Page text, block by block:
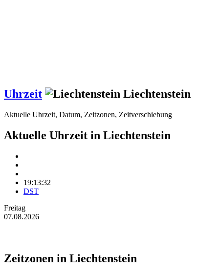
Uhrzeit Liechtenstein
Aktuelle Uhrzeit, Datum, Zeitzonen, Zeitverschiebung
Aktuelle Uhrzeit in Liechtenstein
19:13:32
DST
Freitag
07.08.2026
Zeitzonen in Liechtenstein